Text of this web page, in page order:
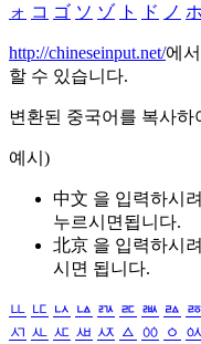
ォ コ ゴ ソ ゾ ト ド ノ ホ
http://chineseinput.net/에
할 수 있습니다.
변환된 중국어를 복사하
예시)
中文 을 입력하시
누르시면됩니다.
北京 을 입력하시
시면 됩니다.
ㅥ ㅦ ㅧ ㅨ ㅩ ㅪ ㅫ ㅬ ㅭ
ㅺ ㅻ ㅼ ㅽ ㅾ ㅿ ㆀ ㆁ ㆂ